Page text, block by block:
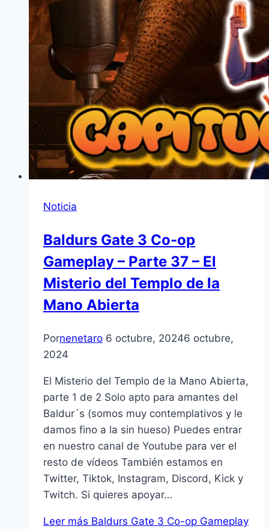
Noticia
Baldurs Gate 3 Co-op
Gameplay – Parte 37 – El
Misterio del Templo de la
Mano Abierta
Pornenetaro 6 octubre, 20246 octubre,
2024
El Misterio del Templo de la Mano Abierta,
parte 1 de 2 Solo apto para amantes del
Baldur´s (somos muy contemplativos y le
damos fino a la sin hueso) Puedes entrar
en nuestro canal de Youtube para ver el
resto de vídeos También estamos en
Twitter, Tiktok, Instagram, Discord, Kick y
Twitch. Si quieres apoyar…
Leer más Baldurs Gate 3 Co-op Gameplay